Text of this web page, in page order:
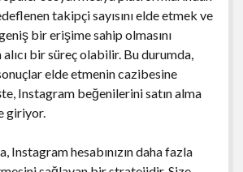
takipçi sayısını elde etmek ve
bir erişime sahip olmasını
bir süreç olabilir. Bu durumda,
elde etmenin cazibesine
Instagram beğenilerini satın alma
giriyor.
Instagram hesabınızın daha fazla